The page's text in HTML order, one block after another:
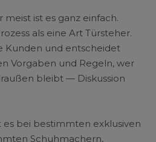
ist es ganz einfach.
als eine Art Türsteher.
Kunden und entscheidet
Vorgaben und Regeln, wer
bleibt — Diskussion
es bei bestimmten exklusiven
Schuhmachern,